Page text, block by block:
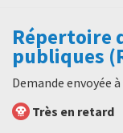
Répertoire
publiques
Demande envoyée à
Très en retard